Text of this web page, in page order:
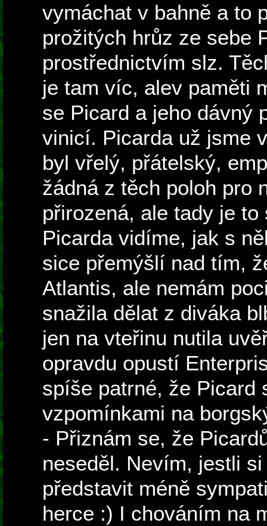
vymáchat v bahně a to
prožitých hrůz ze sebe
prostřednictvím slz.
je tam víc, alev paměti
se Picard a jeho dávný
vinicí. Picarda už jsme
byl vřelý, přátelský,
žádná z těch poloh pro
přirozená, ale tady je
Picarda vidíme, jak s
sice přemýšlí nad tím,
Atlantis, ale nemám
snažila dělat z diváka
jen na vteřinu nutila
opravdu opustí
spíše patrné, že Picard
vzpomínkami na
- Přiznám se, že
neseděl. Nevím, jestli
představit méně
herce :) I chováním na